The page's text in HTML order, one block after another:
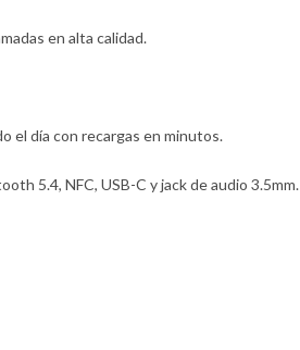
en alta calidad.
el día con recargas en minutos.
5.4, NFC, USB-C y jack de audio 3.5mm.